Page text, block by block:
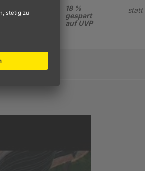
18 %
gespart
auf UVP
statt